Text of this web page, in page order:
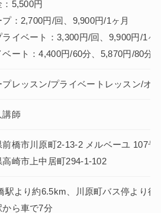
：5,500円
プ：2,700円/回、9,900円/1ヶ月
ライベート：3,300円/回、9,900円/1ヶ
ベート：4,400円/60分、5,870円/80
プレッスン/プライベートレッスン/オ
講師
橋市川原町2-13-2 メルベーユ 107号
高崎市上中居町294-1-102
駅より約6.5km、川原町バス停より徒
から車で7分